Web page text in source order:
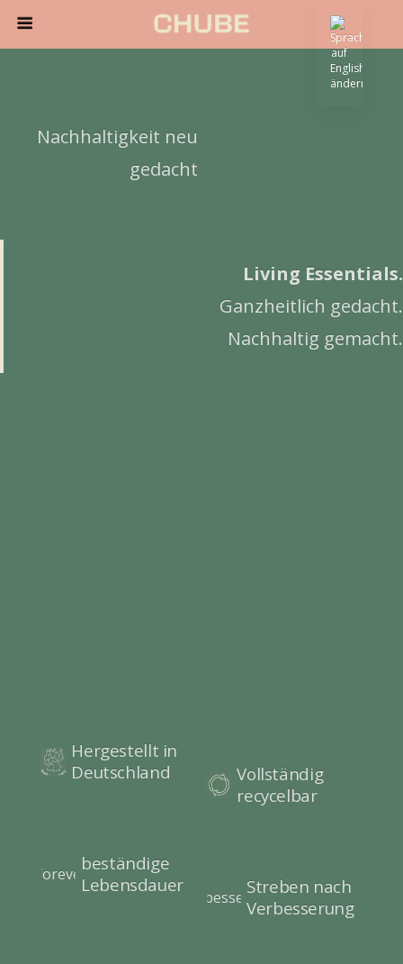
Nachhaltigkeit neu
gedacht
Living Essentials.
Ganzheitlich gedacht.
Nachhaltig gemacht.
Hergestellt in
Deutschland
beständige
Lebensdauer
Vollständig
recycelbar
Streben nach
Verbesserung